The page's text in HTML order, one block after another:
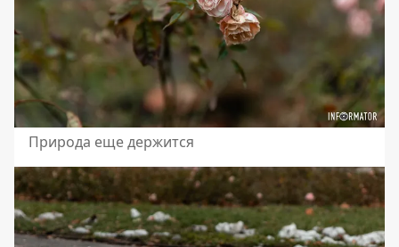
Природа еще держится